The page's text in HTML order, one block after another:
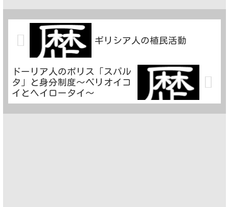
ギリシア人の植民活動
ドーリア人のポリス「スパル
タ」と身分制度～ペリオイコ
イとヘイロータイ～